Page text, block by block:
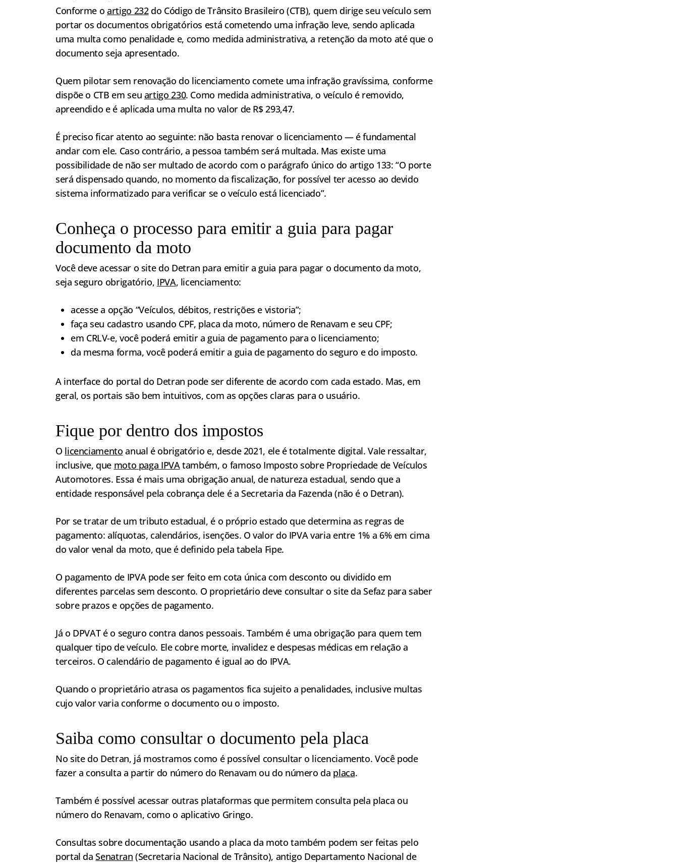
Conforme oartigo 232do Código de Trânsito Brasileiro (CTB), quem dirige seu veículo sem
portar os documentos obrigatórios está cometendo uma infração leve, sendo aplicada
uma multa como penalidade e, como medida administrativa, a retenção da moto até que o
documento seja apresentado.
Quem pilotar sem renovação do licenciamento comete uma infração gravíssima, conforme
dispõe o CTB em seu artigo 230. Como medida administrativa, o veículo é removido,
apreendido e é aplicada uma multa no valor de R$ 293,47.
É preciso ficar atento ao seguinte: não basta renovar o licenciamento — é fundamental
andar com ele. Caso contrário, a pessoa também será multada. Mas existe uma
possibilidade de não ser multado de acordo com o parágrafo único do artigo 133: “O porte
será dispensado quando, no momento da fiscalização, for possível ter acesso ao devido
sistema informatizado para verificar se o veículo está licenciado”.
Conheça o processo para emitir a guia para pagar
documento da moto
Você deve acessar o site do Detran para emitir a guia para pagar o documento da moto,
seja seguro obrigatório, IPVA, licenciamento:
acesse a opção “Veículos, débitos, restrições e vistoria”;
faça seu cadastro usando CPF, placa da moto, número de Renavam e seu CPF;
em CRLV-e, você poderá emitir a guia de pagamento para o licenciamento;
da mesma forma, você poderá emitir a guia de pagamento do seguro e do imposto.
A interface do portal do Detran pode ser diferente de acordo com cada estado. Mas, em
geral, os portais são bem intuitivos, com as opções claras para o usuário.
Fique por dentro dos impostos
O licenciamento anual é obrigatório e, desde 2021, ele é totalmente digital. Vale ressaltar,
inclusive, que moto paga IPVAtambém, o famoso Imposto sobre Propriedade de Veículos
Automotores. Essa é mais uma obrigação anual, de natureza estadual, sendo que a
entidade responsável pela cobrança dele é a Secretaria da Fazenda (não é o Detran).
Por se tratar de um tributo estadual, é o próprio estado que determina as regras de
pagamento: alíquotas, calendários, isenções. O valor do IPVA varia entre 1% a 6% em cima
do valor venal da moto, que é definido pela tabela Fipe.
O pagamento de IPVA pode ser feito em cota única com desconto ou dividido em
diferentes parcelas sem desconto. O proprietário deve consultar o site da Sefaz para saber
sobre prazos e opções de pagamento.
Já o DPVAT é o seguro contra danos pessoais. Também é uma obrigação para quem tem
qualquer tipo de veículo. Ele cobre morte, invalidez e despesas médicas em relação a
terceiros. O calendário de pagamento é igual ao do IPVA.
Quando o proprietário atrasa os pagamentos fica sujeito a penalidades, inclusive multas
cujo valor varia conforme o documento ou o imposto.
Saiba como consultar o documento pela placa
No site do Detran, já mostramos como é possível consultar o licenciamento. Você pode
fazer a consulta a partir do número do Renavam ou do número da placa.
Também é possível acessar outras plataformas que permitem consulta pela placa ou
número do Renavam, como o aplicativo Gringo.
Consultas sobre documentação usando a placa da moto também podem ser feitas pelo
portal daSenatran (Secretaria Nacional de Trânsito), antigo Departamento Nacional de